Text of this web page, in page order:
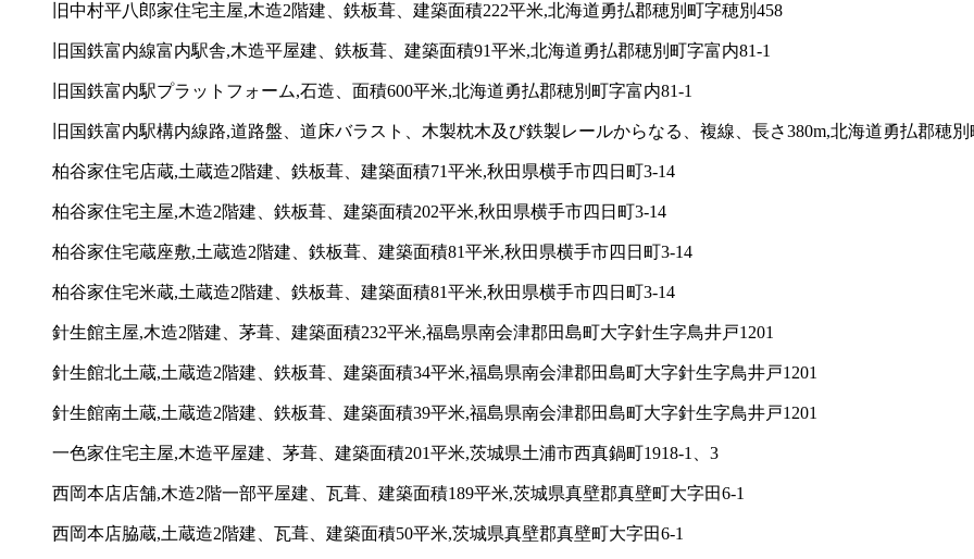
旧中村平八郎家住宅主屋,木造2階建、鉄板葺、建築面積222平米,北海道勇払郡穂別町字穂別458
旧国鉄富内線富内駅舎,木造平屋建、鉄板葺、建築面積91平米,北海道勇払郡穂別町字富内81-1
旧国鉄富内駅プラットフォーム,石造、面積600平米,北海道勇払郡穂別町字富内81-1
旧国鉄富内駅構内線路,道路盤、道床バラスト、木製枕木及び鉄製レールからなる、複線、長さ380m,北海道勇払郡穂別
柏谷家住宅店蔵,土蔵造2階建、鉄板葺、建築面積71平米,秋田県横手市四日町3-14
柏谷家住宅主屋,木造2階建、鉄板葺、建築面積202平米,秋田県横手市四日町3-14
柏谷家住宅蔵座敷,土蔵造2階建、鉄板葺、建築面積81平米,秋田県横手市四日町3-14
柏谷家住宅米蔵,土蔵造2階建、鉄板葺、建築面積81平米,秋田県横手市四日町3-14
針生館主屋,木造2階建、茅葺、建築面積232平米,福島県南会津郡田島町大字針生字鳥井戸1201
針生館北土蔵,土蔵造2階建、鉄板葺、建築面積34平米,福島県南会津郡田島町大字針生字鳥井戸1201
針生館南土蔵,土蔵造2階建、鉄板葺、建築面積39平米,福島県南会津郡田島町大字針生字鳥井戸1201
一色家住宅主屋,木造平屋建、茅葺、建築面積201平米,茨城県土浦市西真鍋町1918-1、3
西岡本店店舗,木造2階一部平屋建、瓦葺、建築面積189平米,茨城県真壁郡真壁町大字田6-1
西岡本店脇蔵,土蔵造2階建、瓦葺、建築面積50平米,茨城県真壁郡真壁町大字田6-1